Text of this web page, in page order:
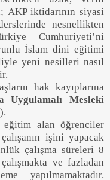
; AKP iktidarının siyasi
nesnellikten
Cumhuriyeti’ni
İslam dini eğitimi
yeni nesilleri nasıl
hak kayıplarına
Uygulamalı Mesleki
).
eğitim alan öğrenciler
işini yapacak
çalışma süreleri 8
ve fazladan
yapılmamaktadır.